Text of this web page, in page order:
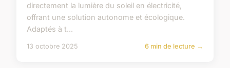
directement la lumière du soleil en électricité,
offrant une solution autonome et écologique.
Adaptés à t...
13 octobre 2025 6 min de lecture →